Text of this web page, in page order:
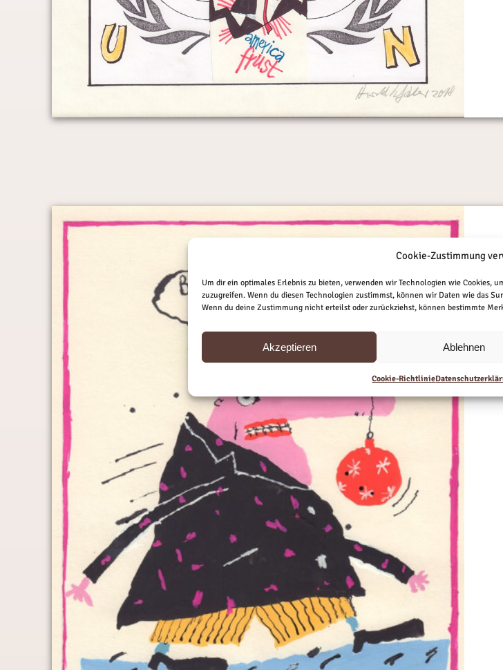
Cookie-Zustimmung
Um dir ein optimales Erlebnis zu bieten, verwenden wir Technologien wie Cookies,
zuzugreifen. Wenn du diesen Technologien zustimmst, können wir Daten wie das
Wenn du deine Zustimmung nicht erteilst oder zurückziehst, können bestimmte
Akzeptieren Ablehnen
Cookie-Richtlinie